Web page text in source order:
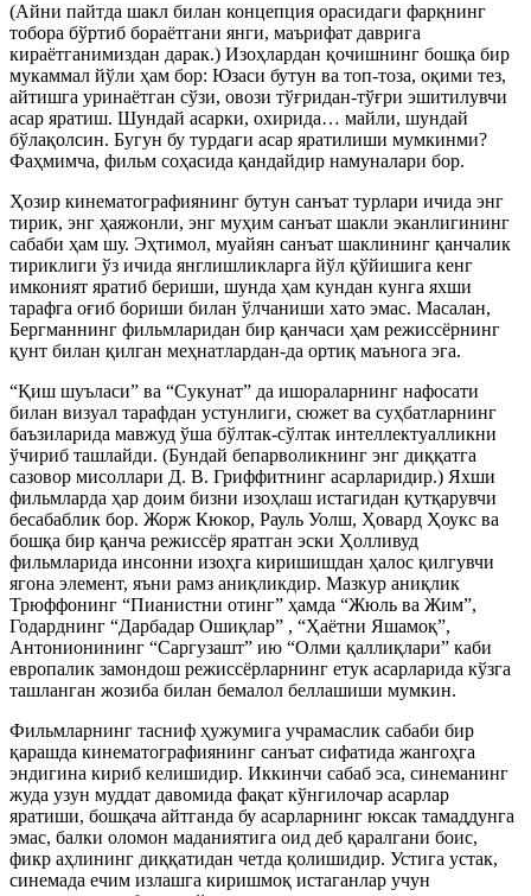
(Айни пайтда шакл билан концепция орасидаги фарқнинг
тобора бўртиб бораётгани янги, маърифат даврига
кираётганимиздан дарак.) Изоҳлардан қочишнинг бошқа бир
мукаммал йўли ҳам бор: Юзаси бутун ва топ-тоза, оқими тез,
айтишга уринаётган сўзи, овози тўғридан-тўғри эшитилувчи
асар яратиш. Шундай асарки, охирида… майли, шундай
бўлақолсин. Бугун бу турдаги асар яратилиши мумкинми?
Фаҳмимча, фильм соҳасида қандайдир намуналари бор.
Ҳозир кинематографиянинг бутун санъат турлари ичида энг
тирик, энг ҳаяжонли, энг муҳим санъат шакли эканлигининг
сабаби ҳам шу. Эҳтимол, муайян санъат шаклининг қанчалик
тириклиги ўз ичида янглишликларга йўл қўйишига кенг
имконият яратиб бериши, шунда ҳам кундан кунга яхши
тарафга оғиб бориши билан ўлчаниши хато эмас. Масалан,
Бергманнинг фильмларидан бир қанчаси ҳам режиссёрнинг
қунт билан қилган меҳнатлардан-да ортиқ маънога эга.
“Қиш шуъласи” ва “Сукунат” да ишораларнинг нафосати
билан визуал тарафдан устунлиги, сюжет ва суҳбатларнинг
баъзиларида мавжуд ўша бўлтак-сўлтак интеллектуалликни
ўчириб ташлайди. (Бундай бепарволикнинг энг диққатга
сазовор мисоллари Д. В. Гриффитнинг асарларидир.) Яхши
фильмларда ҳар доим бизни изоҳлаш истагидан қутқарувчи
бесабаблик бор. Жорж Кюкор, Рауль Уолш, Ҳовард Ҳоукс ва
бошқа бир қанча режиссёр яратган эски Ҳолливуд
фильмларида инсонни изоҳга киришишдан ҳалос қилгувчи
ягона элемент, яъни рамз аниқликдир. Мазкур аниқлик
Трюффонинг “Пианистни отинг” ҳамда “Жюль ва Жим”,
Годарднинг “Дарбадар Ошиқлар” , “Ҳаётни Яшамоқ”,
Антонионининг “Саргузашт” ию “Олми қаллиқлари” каби
европалик замондош режиссёрларнинг етук асарларида кўзга
ташланган жозиба билан бемалол беллашиши мумкин.
Фильмларнинг тасниф ҳужумига учрамаслик сабаби бир
қарашда кинематографиянинг санъат сифатида жангоҳга
эндигина кириб келишидир. Иккинчи сабаб эса, синеманинг
жуда узун муддат давомида фақат кўнгилочар асарлар
яратиши, бошқача айтганда бу асарларнинг юксак тамаддунга
эмас, балки оломон маданиятига оид деб қаралгани боис,
фикр аҳлининг диққатидан четда қолишидир. Устига устак,
синемада ечим излашга киришмоқ истаганлар учун